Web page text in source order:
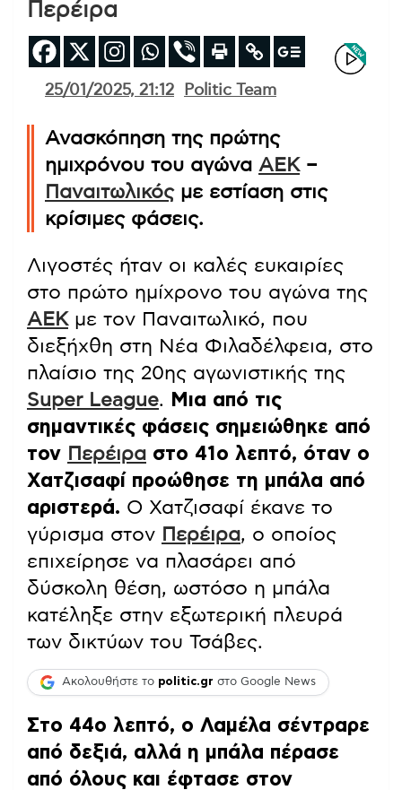
Περέιρα
25/01/2025, 21:12 Politic Team
Ανασκόπηση της πρώτης
ημιχρόνου του αγώνα ΑΕΚ –
Παναιτωλικόςμε εστίαση στις
κρίσιμες φάσεις.
Λιγοστές ήταν οι καλές ευκαιρίες
στο πρώτο ημίχρονο του αγώνα της
ΑΕΚ με τον Παναιτωλικό, που
διεξήχθη στη Νέα Φιλαδέλφεια, στο
πλαίσιο της 20ης αγωνιστικής της
Super League.
Μια από τις
σημαντικές φάσεις σημειώθηκε από
τον Περέιρα στο 41ο λεπτό, όταν ο
Χατζισαφί προώθησε τη μπάλα από
αριστερά. Ο Χατζισαφί έκανε το
γύρισμα στον Περέιρα, ο οποίος
επιχείρησε να πλασάρει από
δύσκολη θέση, ωστόσο η μπάλα
κατέληξε στην εξωτερική πλευρά
των δικτύων του Τσάβες.
Ακολουθήστε το politic.gr στο Google News
Στο 44ο λεπτό, ο Λαμέλα σέντραρε
από δεξιά, αλλά η μπάλα πέρασε
από όλους και έφτασε στον